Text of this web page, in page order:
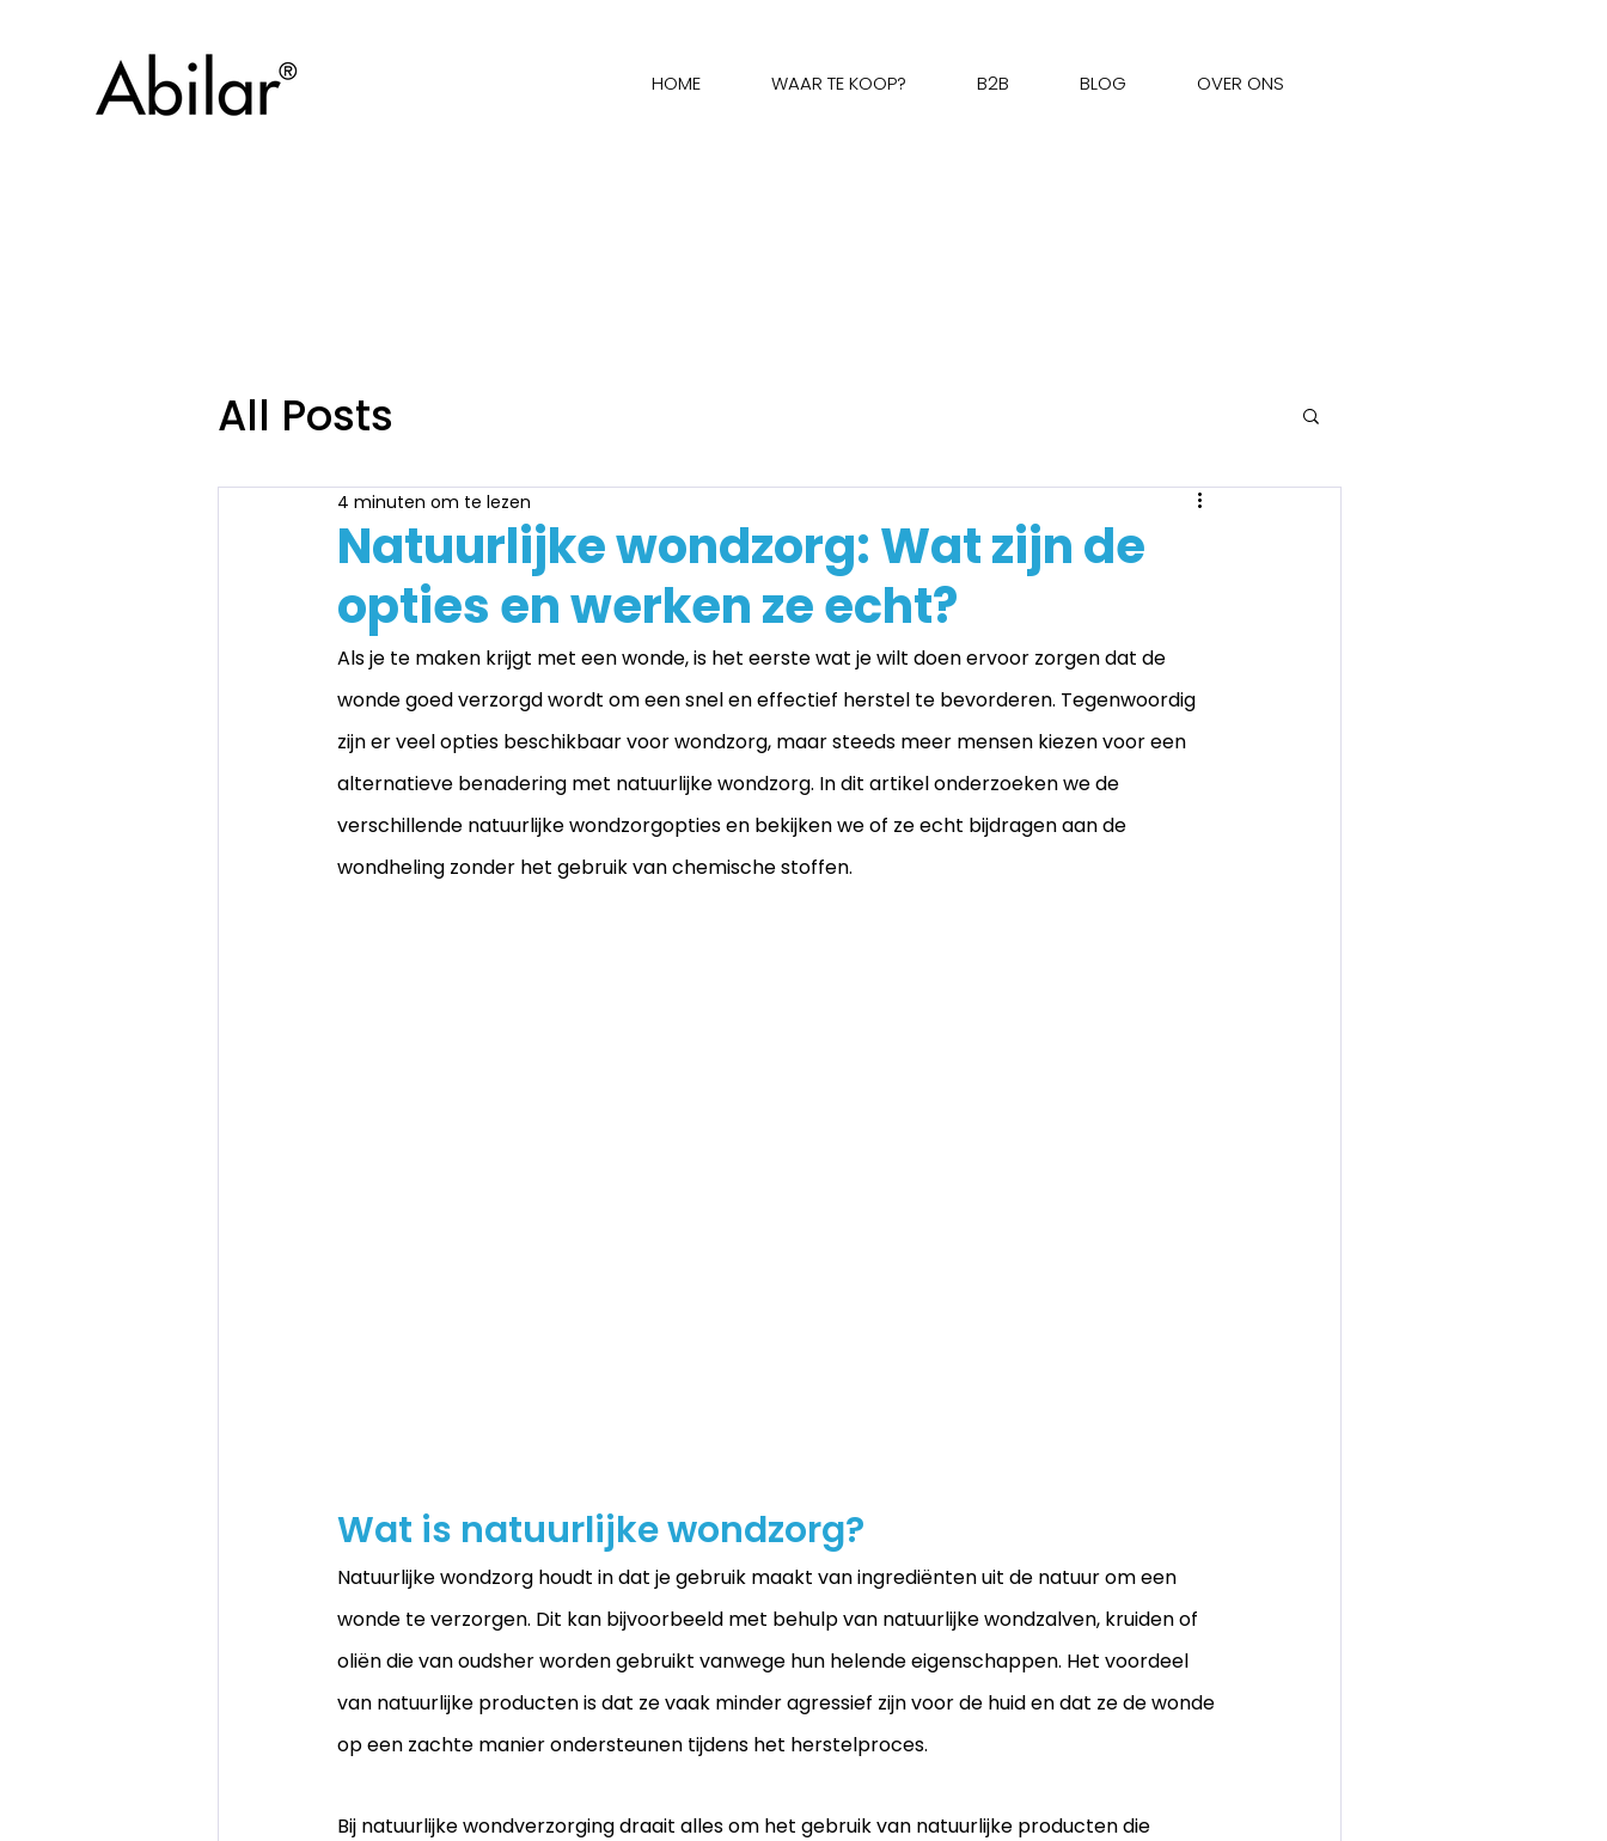
HOME WAAR TE KOOP? B2B BLOG OVER ONS
All Posts
Natuurlijke wondzorg: Wat zijn de
opties en werken ze echt?
4 minuten om te lezen
Als je te maken krijgt met een wonde, is het eerste wat je wilt doen ervoor zorgen dat de
wonde goed verzorgd wordt om een snel en effectief herstel te bevorderen. Tegenwoordig
zijn er veel opties beschikbaar voor wondzorg, maar steeds meer mensen kiezen voor een
alternatieve benadering met natuurlijke wondzorg. In dit artikel onderzoeken we de
verschillende natuurlijke wondzorgopties en bekijken we of ze echt bijdragen aan de
wondheling zonder het gebruik van chemische stoffen.
Wat is natuurlijke wondzorg?
Natuurlijke wondzorg houdt in dat je gebruik maakt van ingrediënten uit de natuur om een
wonde te verzorgen. Dit kan bijvoorbeeld met behulp van natuurlijke wondzalven, kruiden of
oliën die van oudsher worden gebruikt vanwege hun helende eigenschappen. Het voordeel
van natuurlijke producten is dat ze vaak minder agressief zijn voor de huid en dat ze de wonde
op een zachte manier ondersteunen tijdens het herstelproces.
Bij natuurlijke wondverzorging draait alles om het gebruik van natuurlijke producten die